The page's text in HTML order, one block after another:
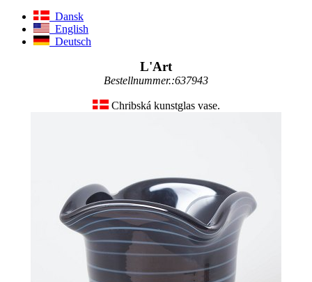
Dansk
English
Deutsch
L'Art
Bestellnummer.:637943
Chribská kunstglas vase.